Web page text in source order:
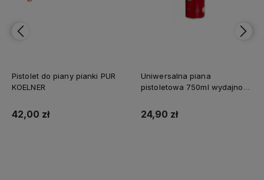
Pistolet do piany pianki PUR
KOELNER
42,00 zł
Uniwersalna piana
pistoletowa 750ml wydajność
24,90 zł